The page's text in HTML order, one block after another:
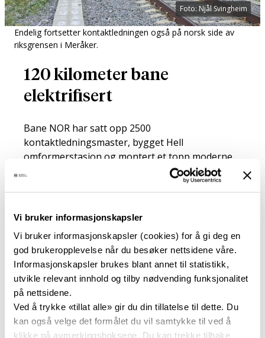
Vi bruker informasjonskapsler
Vi bruker informasjonskapsler (cookies) for å gi deg en
god brukeropplevelse når du besøker nettsidene våre.
Informasjonskapsler brukes blant annet til statistikk,
utvikle relevant innhold og tilby nødvending funksjonalitet
på nettsidene.
Ved å trykke «tillat alle» gir du din tillatelse til dette. Du
kan også velge det formålet du vil samtykke til ved å
klikke på avmerkingsboksene. Du kan trekke tilbake
Foto: Njål Svingheim
Endelig fortsetter kontaktledningen også på norsk side av
riksgrensen i Meråker.
120 kilometer bane
elektrifisert
Bane NOR har satt opp 2500
kontaktledningsmaster, bygget Hell
omformerstasjon og montert et topp moderne
strømforsyningsanlegg med autotrafoer. Dette
omfatter Nordlandsbanen fra Trondheim til
Storlien (74 km) og forbindelsesbanen Stavne–
På Stavne–Leangenbanen måtte det gjøres
store arbeider med profilutvidelse i den 2,8
kilometer lange Tyholt tunnel for å kunne
montere kontaktledningsanlegget.
Elektrifiseringen har også medført at 35 bruer
over jernbanen er skiftet ut. Prisen for om lag